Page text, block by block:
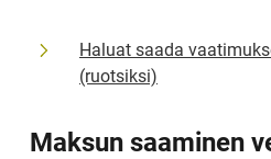
Haluat saada
(ruotsiksi)
Maksun saaminen